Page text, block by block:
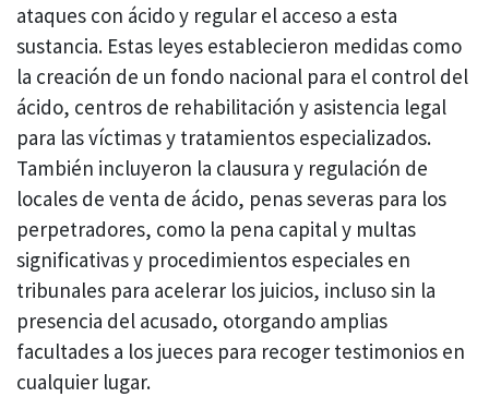
ataques con ácido y regular el acceso a esta
sustancia. Estas leyes establecieron medidas como
la creación de un fondo nacional para el control del
ácido, centros de rehabilitación y asistencia legal
para las víctimas y tratamientos especializados.
También incluyeron la clausura y regulación de
locales de venta de ácido, penas severas para los
perpetradores, como la pena capital y multas
significativas y procedimientos especiales en
tribunales para acelerar los juicios, incluso sin la
presencia del acusado, otorgando amplias
facultades a los jueces para recoger testimonios en
cualquier lugar.